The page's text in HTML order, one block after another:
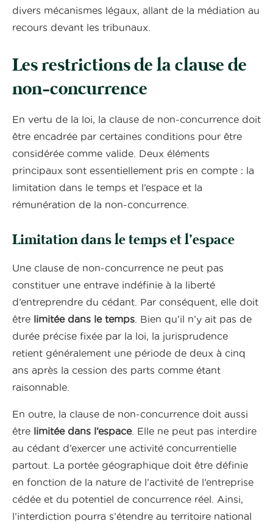
divers mécanismes légaux, allant de la médiation au
recours devant les tribunaux.
Les restrictions de la clause de
non-concurrence
En vertu de la loi, la clause de non-concurrence doit
être encadrée par certaines conditions pour être
considérée comme valide. Deux éléments
principaux sont essentiellement pris en compte : la
limitation dans le temps et l’espace et la
rémunération de la non-concurrence.
Limitation dans le temps et l’espace
Une clause de non-concurrence ne peut pas
constituer une entrave indéfinie à la liberté
d’entreprendre du cédant. Par conséquent, elle doit
être limitée dans le temps . Bien qu’il n’y ait pas de
durée précise fixée par la loi, la jurisprudence
retient généralement une période de deux à cinq
ans après la cession des parts comme étant
raisonnable.
En outre, la clause de non-concurrence doit aussi
être limitée dans l’espace. Elle ne peut pas interdire
au cédant d’exercer une activité concurrentielle
partout. La portée géographique doit être définie
en fonction de la nature de l’activité de l’entreprise
cédée et du potentiel de concurrence réel. Ainsi,
l’interdiction pourra s’étendre au territoire national